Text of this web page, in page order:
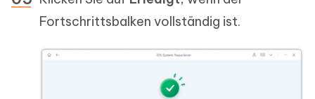
Fortschrittsbalken vollständig ist.